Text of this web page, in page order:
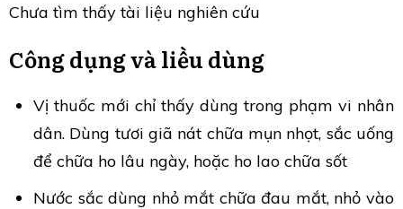
Chưa tìm thấy tài liệu nghiên cứu
Công dụng và liều dùng
Vị thuốc mới chỉ thấy dùng trong phạm vi nhân
dân. Dùng tươi giã nát chữa mụn nhọt, sắc uống
để chữa ho lâu ngày, hoặc ho lao chữa sốt
Nước sắc dùng nhỏ mắt chữa đau mắt, nhỏ vào